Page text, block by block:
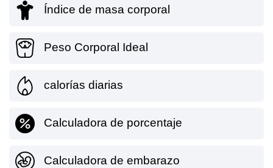
Índice de masa corporal
Peso Corporal Ideal
calorías diarias
Calculadora de porcentaje
Calculadora de embarazo